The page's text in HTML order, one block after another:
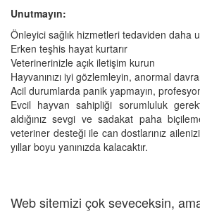
Unutmayın:
Önleyici sağlık hizmetleri tedaviden daha
Erken teşhis hayat kurtarır
Veterinerinizle açık iletişim kurun
Hayvanınızı iyi gözlemleyin, anormal
Acil durumlarda panik yapmayın,
Evcil hayvan sahipliği sorumluluk
aldığınız sevgi ve sadakat paha
veteriner desteği ile can dostlarınız
yıllar boyu yanınızda kalacaktır.
Web sitemizi çok seveceksin,